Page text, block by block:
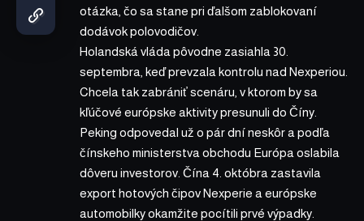
otázka, čo sa stane pri ďalšom zablokovaní
dodávok polovodičov.
Holandská vláda pôvodne zasiahla 30.
septembra, keď prevzala kontrolu nad Nexperiou.
Chcela tak zabrániť scenáru, v ktorom by sa
kľúčové európske aktivity presunuli do Číny.
Peking odpovedal už o pár dní neskôr a podľa
čínskeho ministerstva obchodu Európa oslabila
dôveru investorov. Čína 4. októbra zastavila
export hotových čipov Nexperie a európske
automobilky okamžite pocítili prvé výpadky.